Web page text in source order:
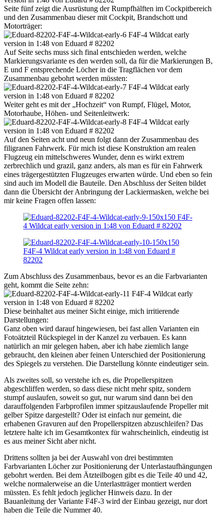
Seite fünf zeigt die Ausrüstung der Rumpfhälften im Cockpitbereich
und den Zusammenbau dieser mit Cockpit, Brandschott und
Motorträger:
Auf Seite sechs muss sich final entschieden werden, welche
Markierungsvariante es den werden soll, da für die Markierungen B,
E und F entsprechende Löcher in die Tragflächen vor dem
Zusammenbau gebohrt werden müssten:
Weiter geht es mit der „Hochzeit“ von Rumpf, Flügel, Motor,
Motorhaube, Höhen- und Seitenleitwerk:
Auf den Seiten acht und neun folgt dann der Zusammenbau des
filigranen Fahrwerk. Für mich ist diese Konstruktion am realen
Flugzeug ein mittelschweres Wunder, denn es wirkt extrem
zerbrechlich und grazil, ganz anders, als man es für ein Fahrwerk
eines trägergestützten Flugzeuges erwarten würde. Und eben so fein
sind auch im Modell die Bauteile. Den Abschluss der Seiten bildet
dann die Übersicht der Anbringung der Lackiermasken, welche bei
mir keine Fragen offen lassen:
Zum Abschluss des Zusammenbaus, bevor es an die Farbvarianten
geht, kommt die Seite zehn:
Diese beinhaltet aus meiner Sicht einige, mich irritierende
Darstellungen:
Ganz oben wird darauf hingewiesen, bei fast allen Varianten ein
Fotoätzteil Rückspiegel in der Kanzel zu verbauen. Es kann
natürlich an mir gelegen haben, aber ich habe ziemlich lange
gebraucht, den kleinen aber feinen Unterschied der Positionierung
des Spiegels zu verstehen. Die Darstellung könnte eindeutiger sein.
Als zweites soll, so verstehe ich es, die Propellerspitzen
abgeschliffen werden, so dass diese nicht mehr spitz, sondern
stumpf auslaufen, soweit so gut, nur warum sind dann bei den
darauffolgenden Farbprofilen immer spitzauslaufende Propeller mit
gelber Spitze dargestellt? Oder ist einfach nur gemeint, die
erhabenen Gravuren auf den Propellerspitzen abzuschleifen? Das
letztere halte ich im Gesamtkontex für wahrscheinlich, eindeutig ist
es aus meiner Sicht aber nicht.
Drittens sollten ja bei der Auswahl von drei bestimmten
Farbvarianten Löcher zur Positionierung der Unterlastaufhängungen
gebohrt werden. Bei dem Ätzteilbogen gibt es die Teile 40 und 42,
welche normalerweise an die Unterlastträger montiert werden
müssten. Es fehlt jedoch jeglicher Hinweis dazu. In der
Bauanleitung der Variante F4F-3 wird der Einbau gezeigt, nur dort
haben die Teile die Nummer 40.